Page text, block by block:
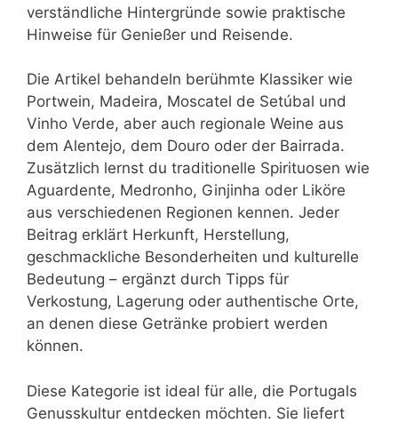
verständliche Hintergründe sowie praktische
Hinweise für Genießer und Reisende.
Die Artikel behandeln berühmte Klassiker wie
Portwein, Madeira, Moscatel de Setúbal und
Vinho Verde, aber auch regionale Weine aus
dem Alentejo, dem Douro oder der Bairrada.
Zusätzlich lernst du traditionelle Spirituosen wie
Aguardente, Medronho, Ginjinha oder Liköre
aus verschiedenen Regionen kennen. Jeder
Beitrag erklärt Herkunft, Herstellung,
geschmackliche Besonderheiten und kulturelle
Bedeutung – ergänzt durch Tipps für
Verkostung, Lagerung oder authentische Orte,
an denen diese Getränke probiert werden
können.
Diese Kategorie ist ideal für alle, die Portugals
Genusskultur entdecken möchten. Sie liefert